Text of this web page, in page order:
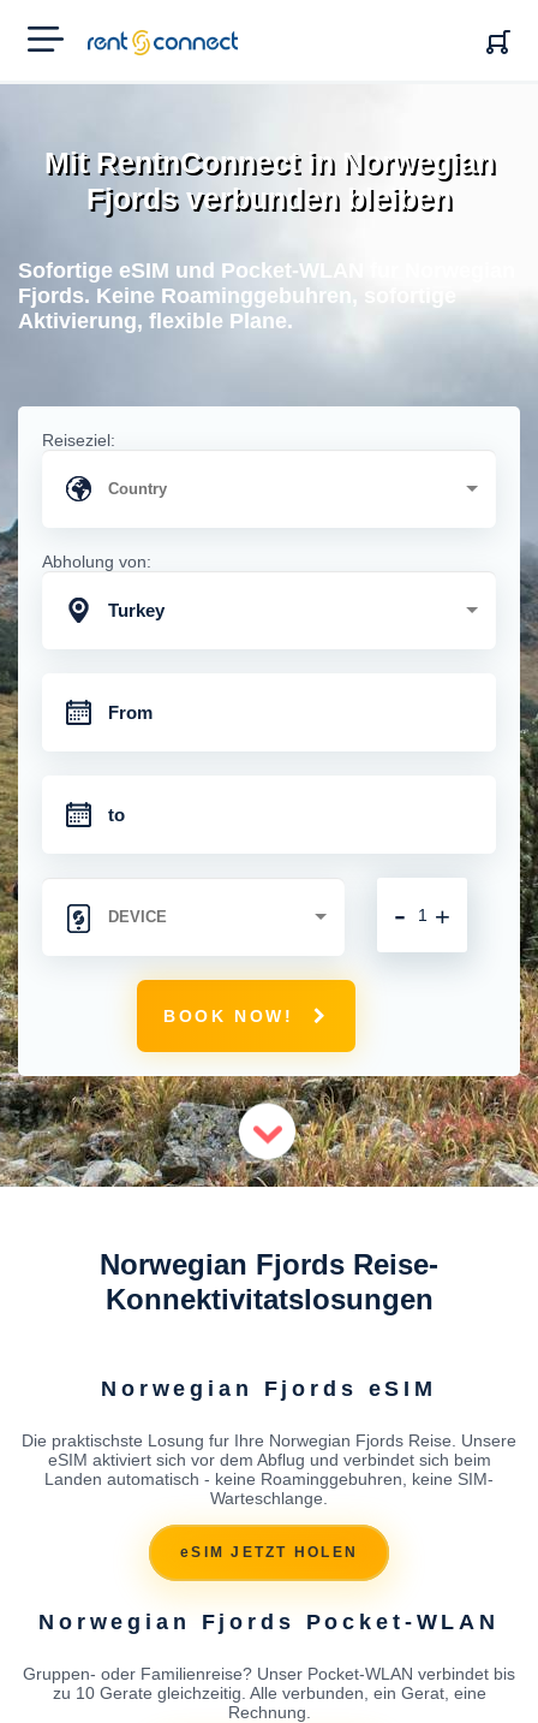
RENT'N
CONNECT
Mit RentnConnect in Norwegian
Fjords verbunden bleiben
Sofortige eSIM und Pocket-WLAN fur Norwegian
Fjords. Keine Roaminggebuhren, sofortige
Aktivierung, flexible Plane.
Reiseziel:
Abholung von:
Turkey
+
-
BOOK NOW!
Norwegian Fjords Reise-
Konnektivitatslosungen
Norwegian Fjords eSIM
Die praktischste Losung fur Ihre Norwegian Fjords Reise. Unsere
eSIM aktiviert sich vor dem Abflug und verbindet sich beim
Landen automatisch - keine Roaminggebuhren, keine SIM-
Warteschlange.
eSIM JETZT HOLEN
Norwegian Fjords Pocket-WLAN
Gruppen- oder Familienreise? Unser Pocket-WLAN verbindet bis
zu 10 Gerate gleichzeitig. Alle verbunden, ein Gerat, eine
Rechnung.